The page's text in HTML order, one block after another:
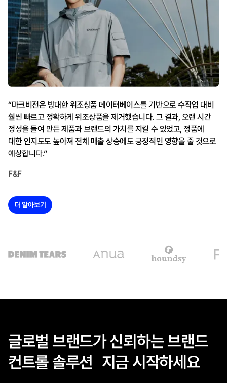
“마크비전은 방대한 위조상품 데이터베이스를 기반으로 수작업 대비
훨씬 빠르고 정확하게 위조상품을 제거했습니다. 그 결과, 오랜 시간
정성을 들여 만든 제품과 브랜드의 가치를 지킬 수 있었고, 정품에
대한 인지도도 높아져 전체 매출 상승에도 긍정적인 영향을 줄 것으로
예상합니다.”
F&F
더 알아보기
글로벌 브랜드가 신뢰하는 브랜드
컨트롤 솔루션 지금 시작하세요